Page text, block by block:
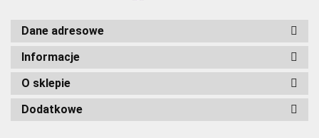
Dane adresowe
Informacje
O sklepie
Dodatkowe